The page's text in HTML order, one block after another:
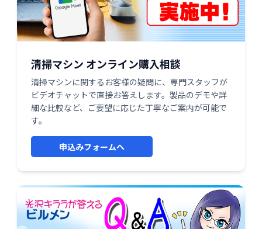
清掃マシン オンライン購入相談
清掃マシンに関するお客様の疑問に、専門スタッフが
ビデオチャットで直接お答えします。製品のデモや詳
細な比較など、ご要望に応じた丁寧なご案内が可能で
す。
申込みフォームへ